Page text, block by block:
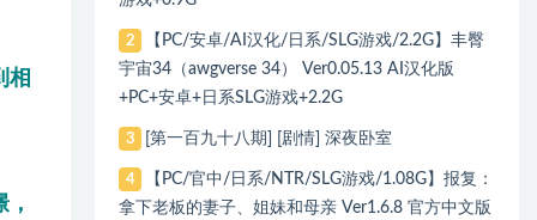
相
2
【PC/安卓/AI汉化/日系/SLG游戏/2.2G】丰臀
宇宙34（awgverse 34） Ver0.05.13 AI汉化版
+PC+安卓+日系SLG游戏+2.2G
3 [第一百九十八期] [剧情] 深夜卧室
4
【PC/官中/日系/NTR/SLG游戏/1.08G】报复：
拿下老板的妻子、姐妹和母亲 Ver1.6.8 官方中文版